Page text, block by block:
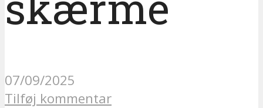
07/09/2025
Tilføj kommentar